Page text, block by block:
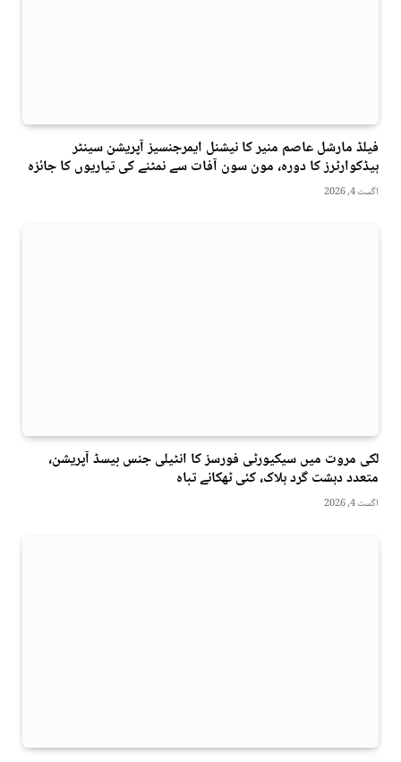
فیلڈ مارشل عاصم منیر کا نیشنل ایمرجنسیز آپریشن سینٹر
ہیڈکوارٹرز کا دورہ، مون سون آفات سے نمٹنے کی تیاریوں کا جائزہ
اگست 4, 2026
لکی مروت میں سیکیورٹی فورسز کا انٹیلی جنس بیسڈ آپریشن،
متعدد دہشت گرد ہلاک، کئی ٹھکانے تباہ
اگست 4, 2026